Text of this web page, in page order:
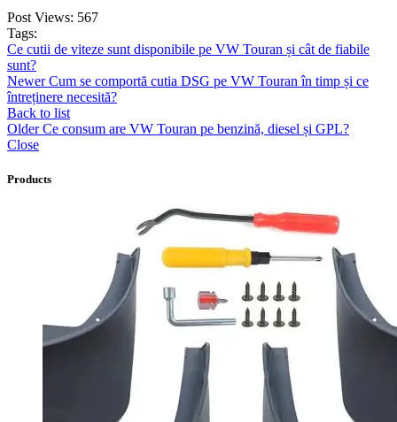
Post Views: 567
Tags:
Ce cutii de viteze sunt disponibile pe VW Touran și cât de fiabile
sunt?
Newer Cum se comportă cutia DSG pe VW Touran în timp și ce
întreținere necesită?
Back to list
Older Ce consum are VW Touran pe benzină, diesel și GPL?
Close
Products